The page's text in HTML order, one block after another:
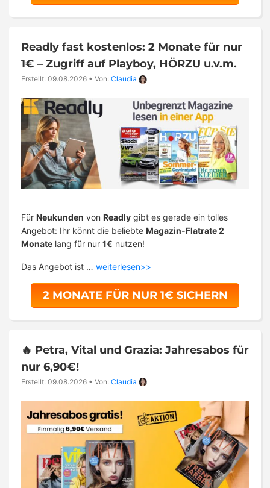
Readly fast kostenlos: 2 Monate für nur
1€ – Zugriff auf Playboy, HÖRZU u.v.m.
Erstellt: 09.08.2026 • Von: Claudia
Für Neukunden von Readly gibt es gerade ein tolles
Angebot: Ihr könnt die beliebte Magazin-Flatrate 2
Monate lang für nur 1€ nutzen!
Das Angebot ist … weiterlesen>>
2 MONATE FÜR NUR 1€ SICHERN
🔥 Petra, Vital und Grazia: Jahresabos für
nur 6,90€!
Erstellt: 09.08.2026 • Von: Claudia